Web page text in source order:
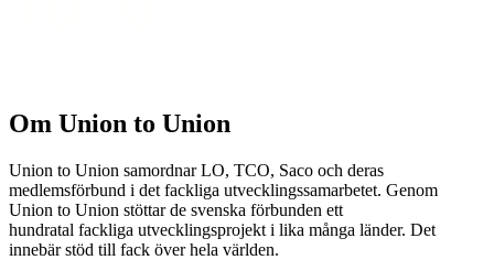
Om Union to Union
Union to Union samordnar LO, TCO, Saco och deras
medlemsförbund i det fackliga utvecklingssamarbetet. Genom
Union to Union stöttar de svenska förbunden ett
hundratal fackliga utvecklingsprojekt i lika många länder. Det
innebär stöd till fack över hela världen.